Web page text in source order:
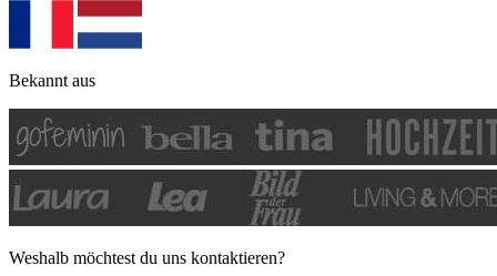
Bekannt aus
Weshalb möchtest du uns kontaktieren?